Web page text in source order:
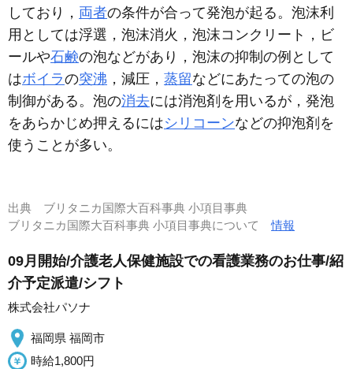
しており， 両者の条件が合って発泡が起る。泡沫利
用としては浮選，泡沫消火，泡沫コンクリート，ビ
ールや石鹸の泡などがあり，泡沫の抑制の例として
はボイラの突沸 ，減圧， 蒸留などにあたっての泡の
制御がある。泡の消去には消泡剤を用いるが，発泡
をあらかじめ押えるにはシリコーンなどの抑泡剤を
使うことが多い。
出典 ブリタニカ国際大百科事典 小項目事典
ブリタニカ国際大百科事典 小項目事典について情報
09月開始/介護老人保健施設での看護業務のお仕事/紹
介予定派遣/シフト
株式会社パソナ
福岡県 福岡市
時給1,800円